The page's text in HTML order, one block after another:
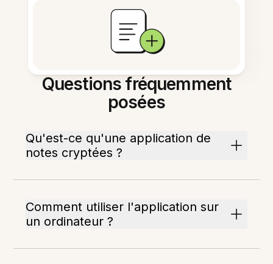
Questions fréquemment
posées
Qu'est-ce qu'une application de
notes cryptées ?
Comment utiliser l'application sur
un ordinateur ?